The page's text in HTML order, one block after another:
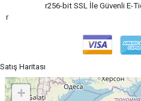
r256-bit SSL İle Güvenli E-
r
Satış Haritası